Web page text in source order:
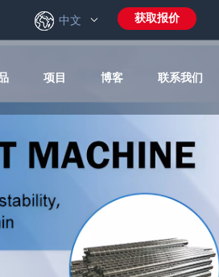
获取报价
中文
项目 博客 联系我们